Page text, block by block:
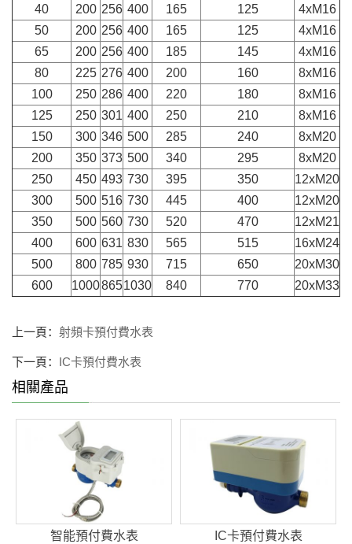
40
200 256 400 165 125
4xM16
50
200 256 400 165 125
4xM16
65
200 256 400 185 145
4xM16
80
225 276 400 200 160
8xM16
100
250 286 400 220 180
8xM16
125
250 301 400 250 210
8xM16
150
300 346 500 285 240
8xM20
200
350 373 500 340 295
8xM20
250
450 493 730 395 350
12xM20
300
500 516 730 445 400
12xM20
350
500 560 730 520 470
12xM21
400
600 631 830 565 515
16xM24
500
800 785 930 715 650
20xM30
600
10008651030 840 770 20xM33
上一頁： 射頻卡預付費水表
下一頁： IC卡預付費水表
相關產品
智能預付費水表 IC卡預付費水表